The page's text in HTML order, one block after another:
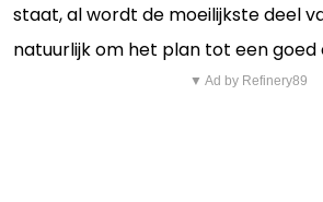
staat, al wordt de moeilijkste deel
natuurlijk om het plan tot een goed
▼ Ad by Refinery89